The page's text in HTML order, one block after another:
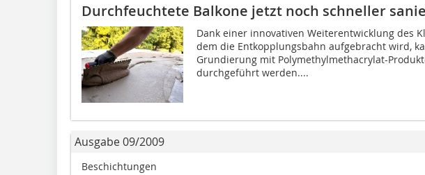
Durchfeuchtete Balkone jetzt noch schneller
Dank einer innovativen Weiterentwicklung des
dem die Entkopplungsbahn aufgebracht wird,
Grundierung mit Polymethylmethacrylat-
durchgeführt werden....
Ausgabe 09/2009
Beschichtungen